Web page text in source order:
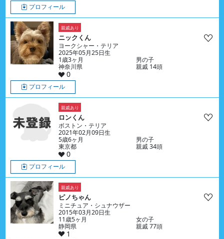
プロフィール
親戚あり
ニックくん
ヨークシャー・テリア
2025年05月25日生
1歳3ヶ月
男の子
神奈川県
親戚 14頭
0
プロフィール
親戚あり
ロンくん
ボストン・テリア
2021年02月09日生
5歳6ヶ月
男の子
東京都
親戚 34頭
0
プロフィール
親戚あり
ピノちゃん
ミニチュア・シュナウザー
2015年03月20日生
11歳5ヶ月
女の子
静岡県
親戚 77頭
1